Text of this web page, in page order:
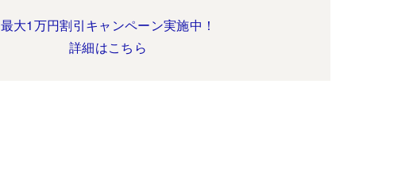
最大1万円割引キャンペーン実施中！
詳細はこちら